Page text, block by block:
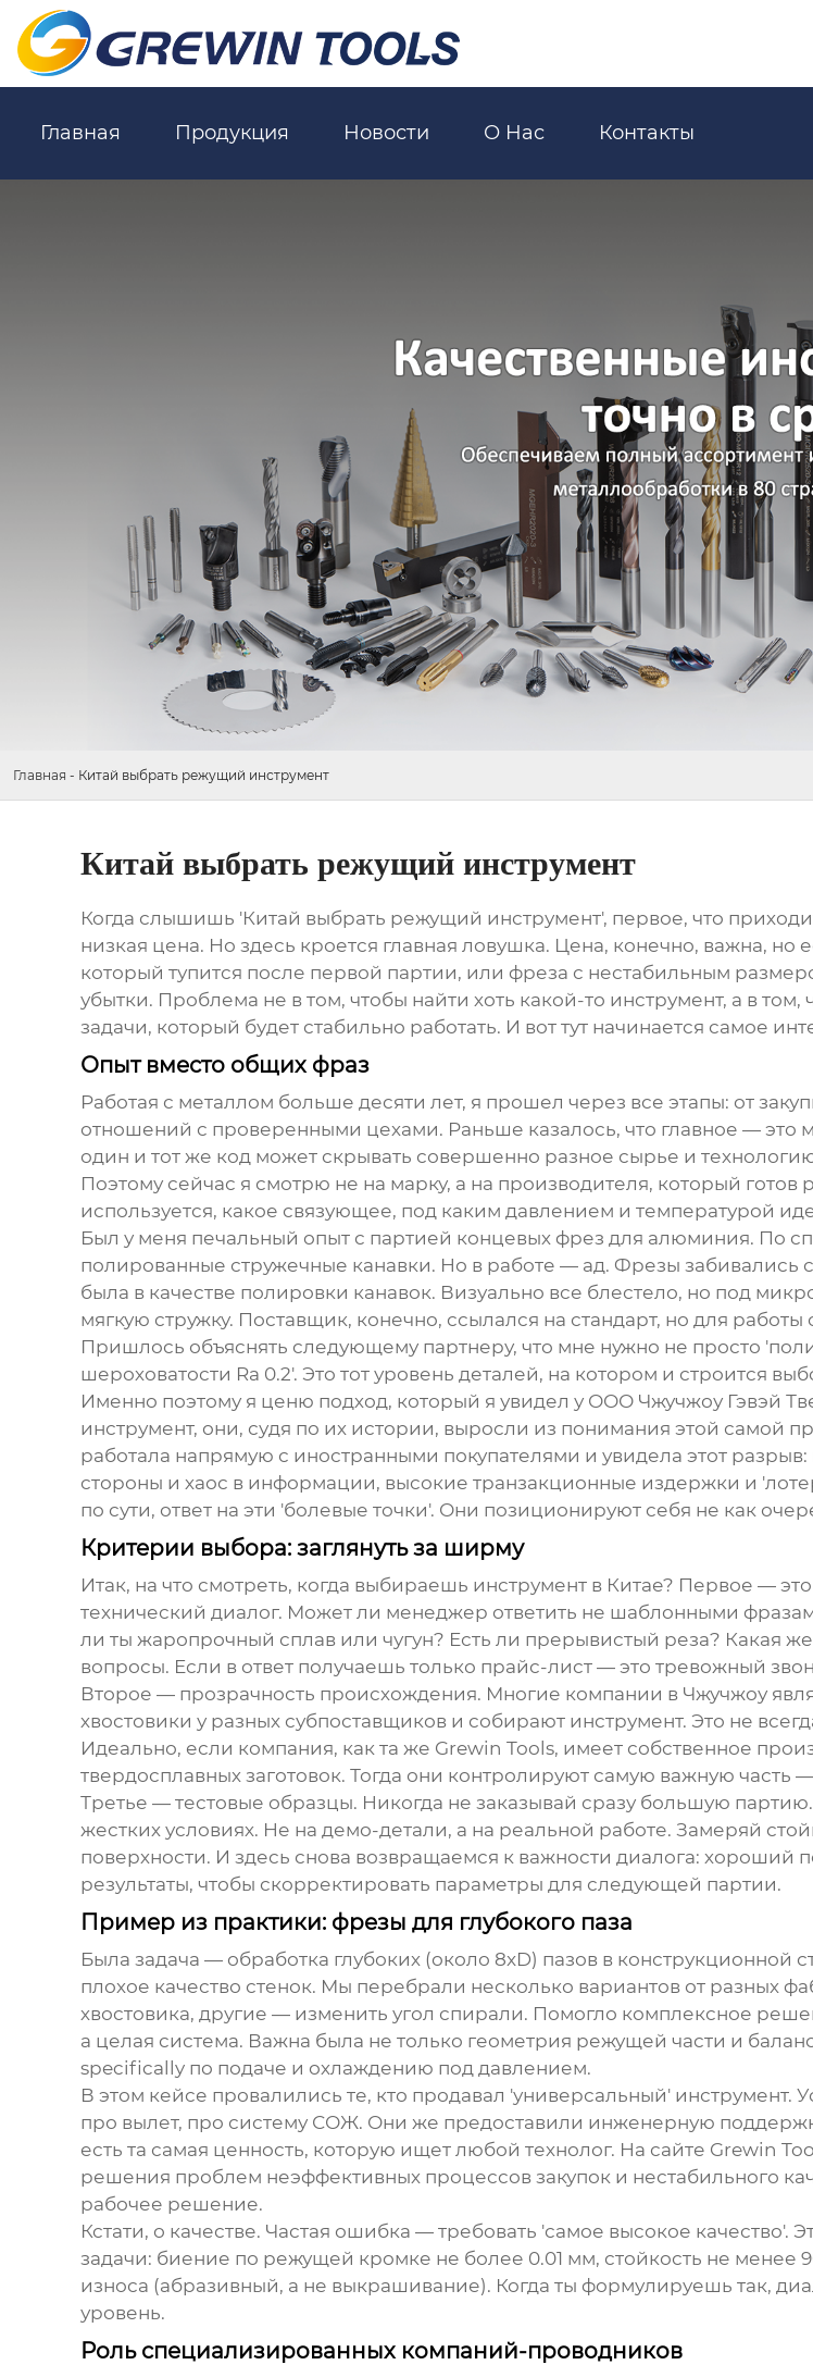
Главная Продукция Новости О Hас Контакты
Главная - Китай выбрать режущий инструмент
Китай выбрать режущий инструмент
Когда слышишь 'Китай выбрать режущий инструмент', первое, что
низкая цена. Но здесь кроется главная ловушка. Цена, конечно, важна,
который тупится после первой партии, или фреза с нестабильным
убытки. Проблема не в том, чтобы найти хоть какой-то инструмент, а в том,
задачи, который будет стабильно работать. И вот тут начинается самое
Опыт вместо общих фраз
Работая с металлом больше десяти лет, я прошел через все этапы: от
отношений с проверенными цехами. Раньше казалось, что главное — это
один и тот же код может скрывать совершенно разное сырье и
Поэтому сейчас я смотрю не на марку, а на производителя, который
используется, какое связующее, под каким давлением и температурой
Был у меня печальный опыт с партией концевых фрез для алюминия. По
полированные стружечные канавки. Но в работе — ад. Фрезы забивались
была в качестве полировки канавок. Визуально все блестело, но под
мягкую стружку. Поставщик, конечно, ссылался на стандарт, но для
Пришлось объяснять следующему партнеру, что мне нужно не просто
шероховатости Ra 0.2'. Это тот уровень деталей, на котором и строится
Именно поэтому я ценю подход, который я увидел у ООО Чжучжоу Гэвэй
инструмент, они, судя по их истории, выросли из понимания этой самой
работала напрямую с иностранными покупателями и увидела этот
стороны и хаос в информации, высокие транзакционные издержки и
по сути, ответ на эти 'болевые точки'. Они позиционируют себя не как
Критерии выбора: заглянуть за ширму
Итак, на что смотреть, когда выбираешь инструмент в Китае? Первое —
технический диалог. Может ли менеджер ответить не шаблонными
ли ты жаропрочный сплав или чугун? Есть ли прерывистый реза? Какая
вопросы. Если в ответ получаешь только прайс-лист — это тревожный
Второе — прозрачность происхождения. Многие компании в Чжучжоу
хвостовики у разных субпоставщиков и собирают инструмент. Это не
Идеально, если компания, как та же Grewin Tools, имеет собственное
твердосплавных заготовок. Тогда они контролируют самую важную
Третье — тестовые образцы. Никогда не заказывай сразу большую
жестких условиях. Не на демо-детали, а на реальной работе. Замеряй
поверхности. И здесь снова возвращаемся к важности диалога: хороший
результаты, чтобы скорректировать параметры для следующей партии.
Пример из практики: фрезы для глубокого паза
Была задача — обработка глубоких (около 8xD) пазов в
плохое качество стенок. Мы перебрали несколько вариантов от разных
хвостовика, другие — изменить угол спирали. Помогло комплексное
а целая система. Важна была не только геометрия режущей части и
specifically по подаче и охлаждению под давлением.
В этом кейсе провалились те, кто продавал 'универсальный' инструмент.
про вылет, про систему СОЖ. Они же предоставили инженерную
есть та самая ценность, которую ищет любой технолог. На сайте Grewin
решения проблем неэффективных процессов закупок и нестабильного
рабочее решение.
Кстати, о качестве. Частая ошибка — требовать 'самое высокое качество'.
задачи: биение по режущей кромке не более 0.01 мм, стойкость не
износа (абразивный, а не выкрашивание). Когда ты формулируешь так,
уровень.
Роль специализированных компаний-проводников